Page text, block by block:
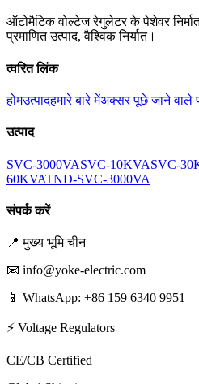
ऑटोमैटिक वोल्टेज रेगुलेटर के पेशेवर
प्रमाणित उत्पाद, वैश्विक निर्यात।
त्वरित लिंक
होमउत्पादहमारे बारे मेंअक्सर पूछे जाने वाले
उत्पाद
SVC-3000VASVC-10KVASVC-
60KVATND-SVC-3000VA
संपर्क करें
📍मुख्य भूमि चीन
📧 info@yoke-electric.com
📱 WhatsApp: +86 159 6340 9951
⚡ Voltage Regulators
CE/CB Certified